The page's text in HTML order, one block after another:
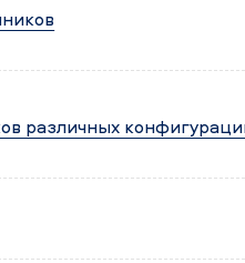
различных